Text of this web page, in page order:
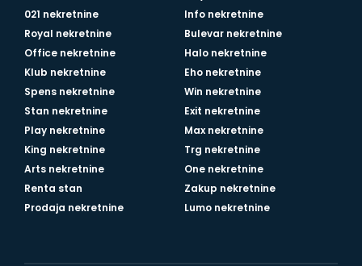
021 nekretnine
Info nekretnine
Royal nekretnine
Bulevar nekretnine
Office nekretnine
Halo nekretnine
Klub nekretnine
Eho nekretnine
Spens nekretnine
Win nekretnine
Stan nekretnine
Exit nekretnine
Play nekretnine
Max nekretnine
King nekretnine
Trg nekretnine
Arts nekretnine
One nekretnine
Renta stan
Zakup nekretnine
Prodaja nekretnine
Lumo nekretnine